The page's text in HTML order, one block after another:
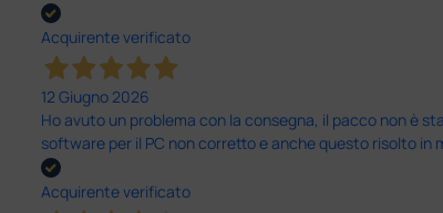
Acquirente verificato
12 Giugno 2026
Ho avuto un problema con la consegna, il pacco non è
software per il PC non corretto e anche questo risolto in
Acquirente verificato